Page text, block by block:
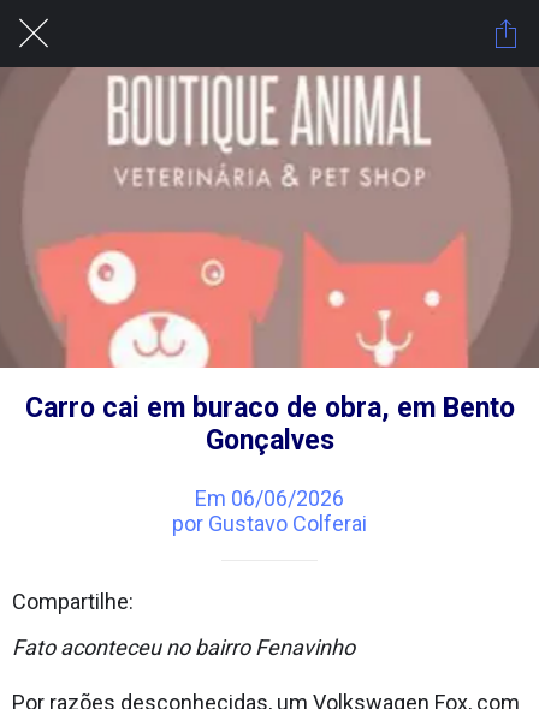
Carro cai em buraco de obra, em Bento
Gonçalves
Em 06/06/2026
por Gustavo Colferai
Compartilhe:
Fato aconteceu no bairro Fenavinho
Por razões desconhecidas, um Volkswagen Fox, com